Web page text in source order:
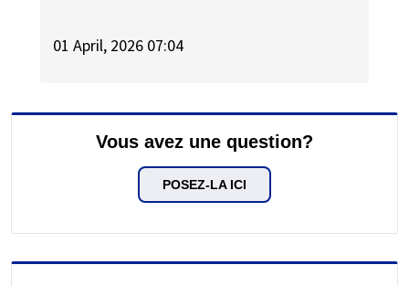
01 April, 2026 07:04
Vous avez une question?
POSEZ-LA ICI